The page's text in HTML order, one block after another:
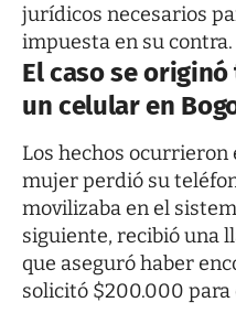
jurídicos necesarios
impuesta en su contra.
El caso se
un celular en
Los hechos ocurrieron
mujer perdió su
movilizaba en el
siguiente, recibió una
que aseguró haber
solicitó $200.000 para